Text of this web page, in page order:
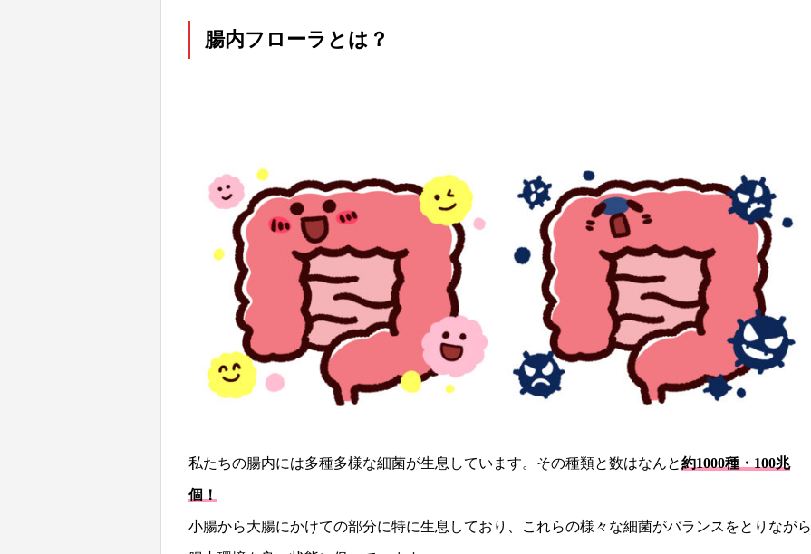
腸内フローラとは？
私たちの腸内には多種多様な細菌が生息しています。その種類と数はなんと約1000種・100兆
個！
小腸から大腸にかけての部分に特に生息しており、これらの様々な細菌がバランスをとりながら